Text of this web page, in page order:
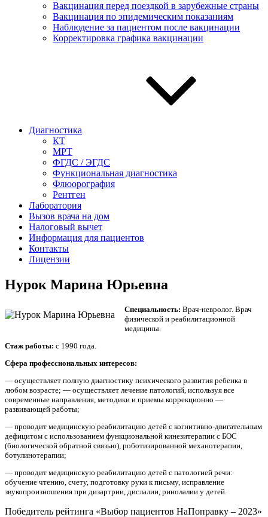
Вакцинация перед поездкой в зарубежные страны
Вакцинация по эпидемическим показаниям
Наблюдение за пациентом после вакцинации
Корректировка графика вакцинации
Диагностика
КТ
МРТ
ФГДС / ЭГДС
Функциональная диагностика
Флюорография
Рентген
Лаборатория
Вызов врача на дом
Налоговый вычет
Информация для пациентов
Контакты
Лицензии
Нурок Марина Юрьевна
Специальность: Врач-невролог. Врач
физической и реабилитационной
медицины.
Стаж работы: с 1990 года.
Сфера профессиональных интересов:
— осуществляет полную диагностику психического развития ребенка в
любом возрасте; — осуществляет лечение патологий, используя все
современные направления, методики и приемы коррекционно —
развивающей работы;
— проводит медицинскую реабилитацию детей с когнитивно-двигательным
дефицитом с использованием функциональной кинезитерапии с БОС
(биологической обратной связью), роботизированной механотерапии,
ботулинотерапии;
— проводит медицинскую реабилитацию детей с патологией речи:
обучение чтению, счету, подготовку руки к письму, исправление
звукопроизношения при дизартрии, дислалии, ринолалии у детей.
Победитель рейтинга «Выбор пациентов НаПоправку – 2023»